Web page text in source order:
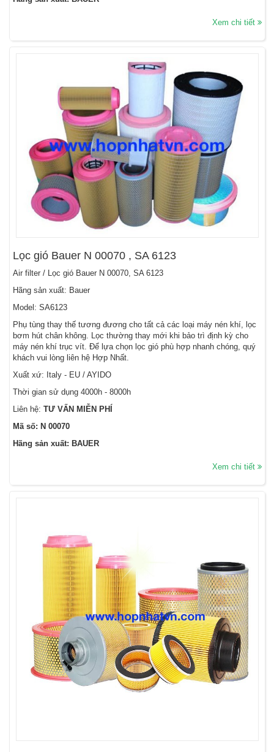
Xem chi tiết
Lọc gió Bauer N 00070 , SA 6123
Air filter / Lọc gió Bauer N 00070, SA 6123
Hãng sản xuất: Bauer
Model: SA6123
Phụ tùng thay thế tương đương cho tất cả các loại máy nén khí, lọc
bơm hút chân không. Lọc thường thay mới khi bảo trì định kỳ cho
máy nén khí trục vít. Để lựa chọn lọc gió phù hợp nhanh chóng, quý
khách vui lòng liên hệ Hợp Nhất.
Xuất xứ: Italy - EU / AYIDO
Thời gian sử dụng 4000h - 8000h
Liên hệ: TƯ VẤN MIỄN PHÍ
Mã số: N 00070
Hãng sản xuất: BAUER
Xem chi tiết